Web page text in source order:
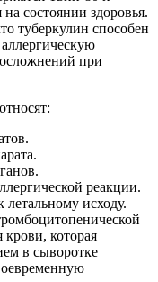
состоянии здоровья.
туберкулин способен
при
реакции.
исходу.
которая
в сыворотке